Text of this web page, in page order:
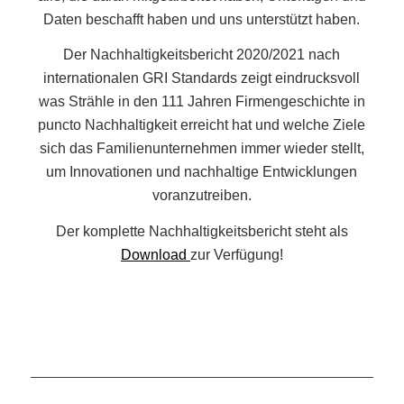
Daten beschafft haben und uns unterstützt haben.
Der Nachhaltigkeitsbericht 2020/2021 nach
internationalen GRI Standards zeigt eindrucksvoll
was Strähle in den 111 Jahren Firmengeschichte in
puncto Nachhaltigkeit erreicht hat und welche Ziele
sich das Familienunternehmen immer wieder stellt,
um Innovationen und nachhaltige Entwicklungen
voranzutreiben.
Der komplette Nachhaltigkeitsbericht steht als
Download zur Verfügung!